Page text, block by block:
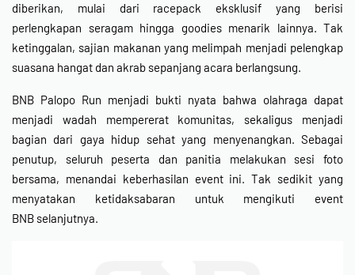
diberikan, mulai dari racepack eksklusif yang berisi
perlengkapan seragam hingga goodies menarik lainnya. Tak
ketinggalan, sajian makanan yang melimpah menjadi pelengkap
suasana hangat dan akrab sepanjang acara berlangsung.
BNB Palopo Run menjadi bukti nyata bahwa olahraga dapat
menjadi wadah mempererat komunitas, sekaligus menjadi
bagian dari gaya hidup sehat yang menyenangkan. Sebagai
penutup, seluruh peserta dan panitia melakukan sesi foto
bersama, menandai keberhasilan event ini. Tak sedikit yang
menyatakan ketidaksabaran untuk mengikuti event
BNB selanjutnya.